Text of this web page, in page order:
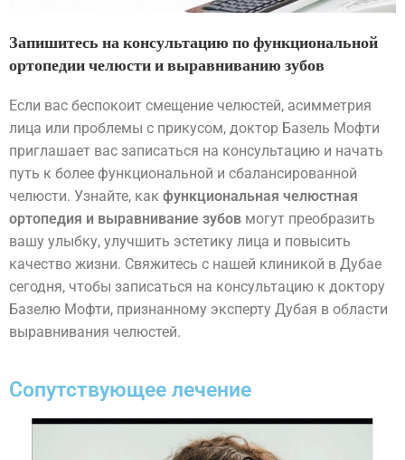
Запишитесь на консультацию по функциональной
ортопедии челюсти и выравниванию зубов
Если вас беспокоит смещение челюстей, асимметрия
лица или проблемы с прикусом, доктор Базель Мофти
приглашает вас записаться на консультацию и начать
путь к более функциональной и сбалансированной
челюсти. Узнайте, как функциональная челюстная
ортопедия и выравнивание зубов могут преобразить
вашу улыбку, улучшить эстетику лица и повысить
качество жизни. Свяжитесь с нашей клиникой в Дубае
сегодня, чтобы записаться на консультацию к доктору
Базелю Мофти, признанному эксперту Дубая в области
выравнивания челюстей.
Сопутствующее лечение